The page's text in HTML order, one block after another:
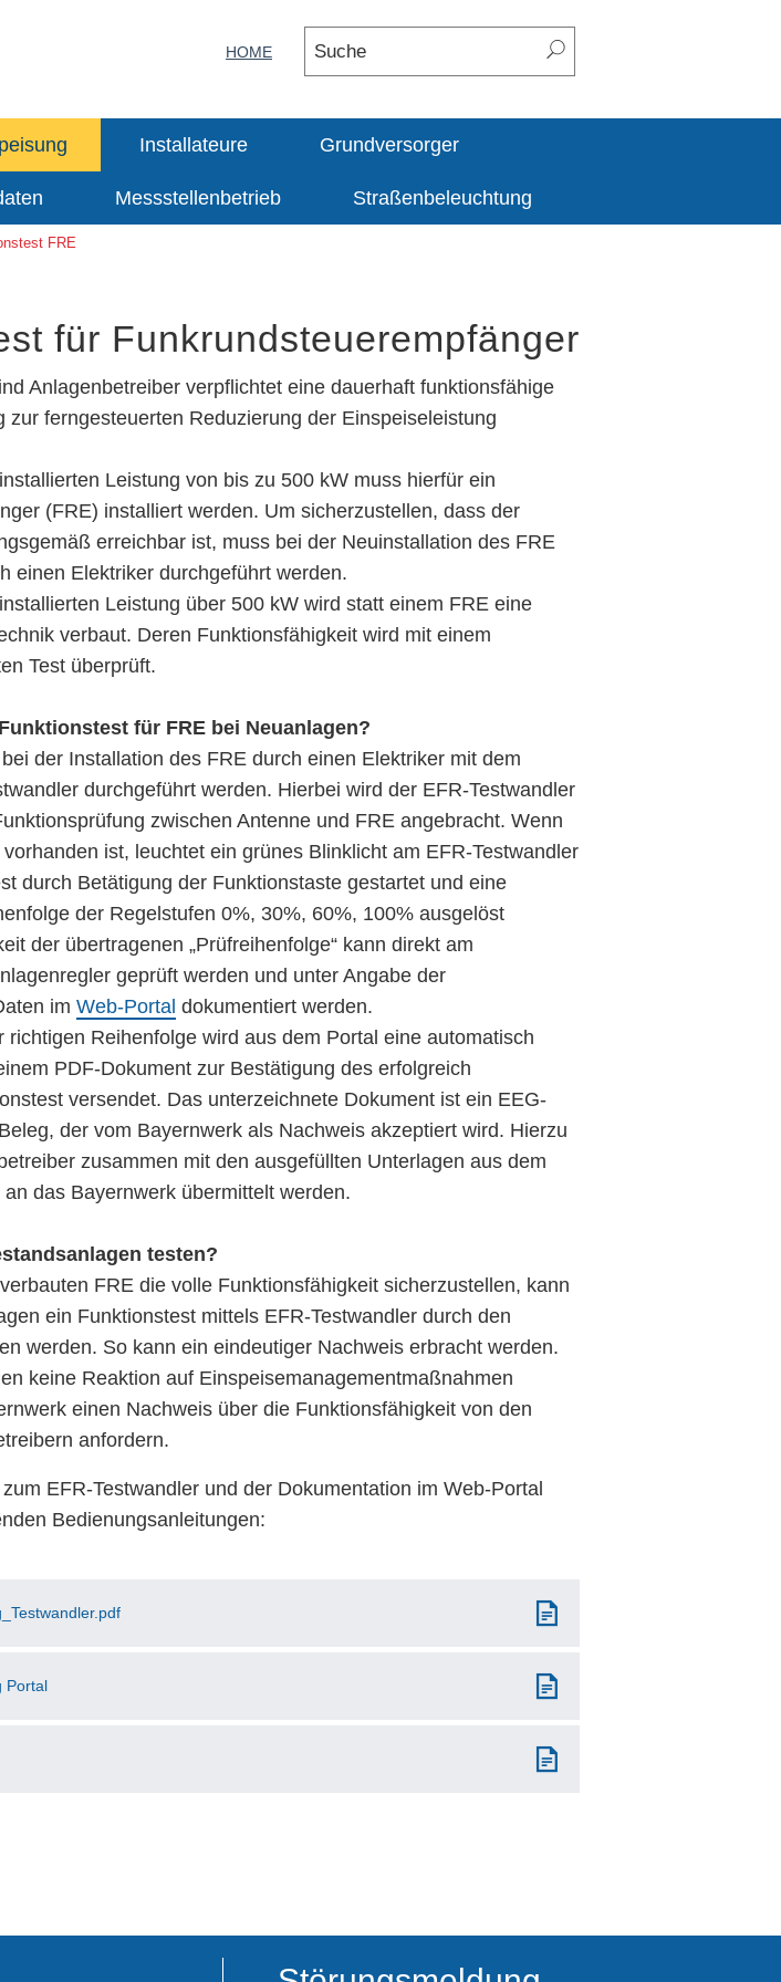
HOME
Installateure Grundversorger
Messstellenbetrieb Straßenbeleuchtung
FRE
für Funkrundsteuerempfänger
Anlagenbetreiber verpflichtet eine dauerhaft funktionsfähige
zur ferngesteuerten Reduzierung der Einspeiseleistung
Leistung von bis zu 500 kW muss hierfür ein
(FRE) installiert werden. Um sicherzustellen, dass der
erreichbar ist, muss bei der Neuinstallation des FRE
einen Elektriker durchgeführt werden.
Leistung über 500 kW wird statt einem FRE eine
verbaut. Deren Funktionsfähigkeit wird mit einem
Test überprüft.
für FRE bei Neuanlagen?
der Installation des FRE durch einen Elektriker mit dem
durchgeführt werden. Hierbei wird der EFR-Testwandler
zwischen Antenne und FRE angebracht. Wenn
ist, leuchtet ein grünes Blinklicht am EFR-Testwandler
durch Betätigung der Funktionstaste gestartet und eine
der Regelstufen 0%, 30%, 60%, 100% ausgelöst
der übertragenen „Prüfreihenfolge“ kann direkt am
geprüft werden und unter Angabe der
im Web-Portal dokumentiert werden.
richtigen Reihenfolge wird aus dem Portal eine automatisch
PDF-Dokument zur Bestätigung des erfolgreich
versendet. Das unterzeichnete Dokument ist ein EEG-
der vom Bayernwerk als Nachweis akzeptiert wird. Hierzu
zusammen mit den ausgefüllten Unterlagen aus dem
das Bayernwerk übermittelt werden.
testen?
FRE die volle Funktionsfähigkeit sicherzustellen, kann
ein Funktionstest mittels EFR-Testwandler durch den
werden. So kann ein eindeutiger Nachweis erbracht werden.
keine Reaktion auf Einspeisemanagementmaßnahmen
einen Nachweis über die Funktionsfähigkeit von den
anfordern.
EFR-Testwandler und der Dokumentation im Web-Portal
Bedienungsanleitungen:
Portal